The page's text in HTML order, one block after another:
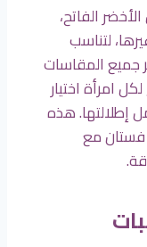
الفاتح،
لتناسب
جميع المقاسات
امرأة اختيار
إطلالتها. هذه
فستان مع